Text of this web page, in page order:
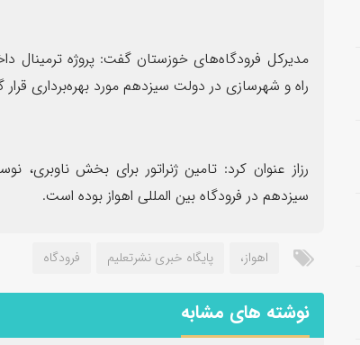
راه و شهرسازی در دولت سیزدهم مورد بهره‌برداری
رزاز عنوان کرد: تامین ژنراتور برای بخش
سیزدهم در فرودگاه بین المللی اهواز بوده است.
اهواز، پایگاه خبری نشرتعلیم فرودگاه
نوشته های مشابه